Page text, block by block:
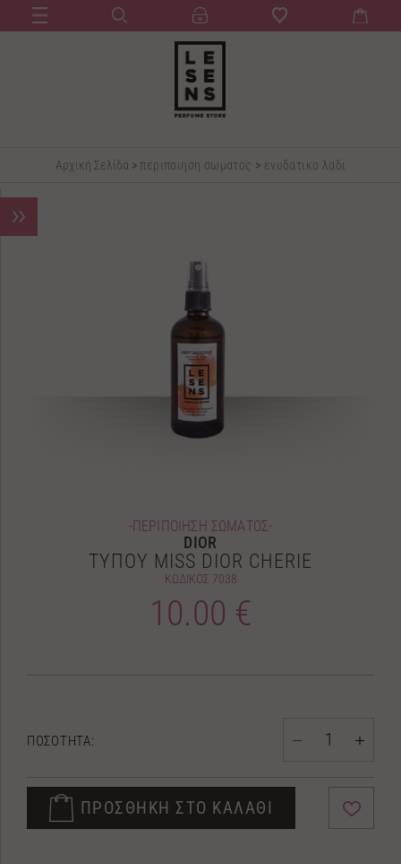
Αρχική Σελίδα > περιποιηση σωματος > ενυδατικο λαδι
-ΠΕΡΙΠΟΙΗΣΗ ΣΩΜΑΤΟΣ-
DIOR
ΤΥΠΟΥ MISS DIOR CHERIE
ΚΩΔΙΚΟΣ 7038
10.00 €
ΠΟΣΟΤΗΤΑ:
ΠΡΟΣΘΗΚΗ ΣΤΟ ΚΑΛΑΘΙ